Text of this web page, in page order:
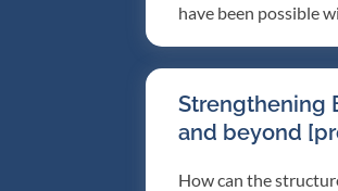
have been possible
Strengthening
and beyond
How can the